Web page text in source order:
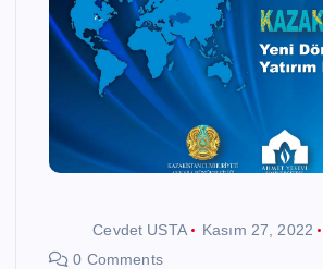
Cevdet USTA
Kasım 27, 2022
0 Comments